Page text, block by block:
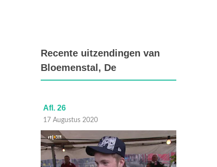
Recente uitzendingen van
Bloemenstal, De
Afl. 26
17 Augustus 2020